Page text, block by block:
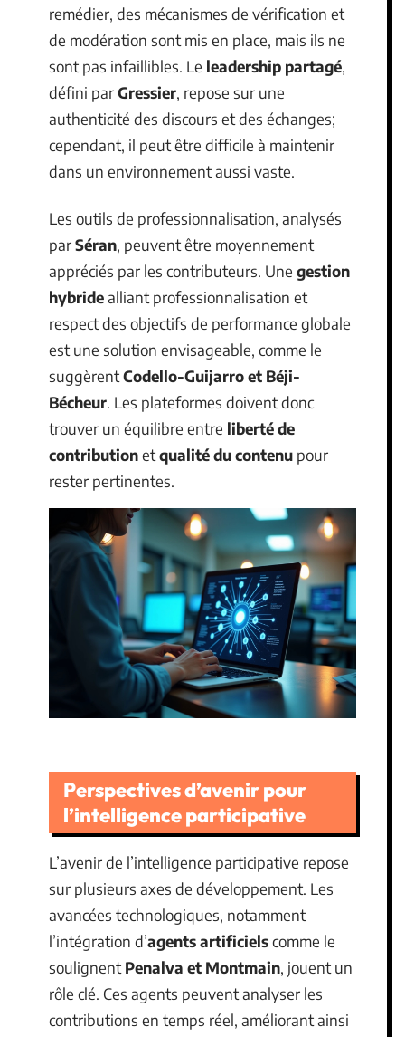
remédier, des mécanismes de vérification et
de modération sont mis en place, mais ils ne
sont pas infaillibles. Le leadership partagé,
défini parGressier, repose sur une
authenticité des discours et des échanges;
cependant, il peut être difficile à maintenir
dans un environnement aussi vaste.
Les outils de professionnalisation, analysés
parSéran, peuvent être moyennement
appréciés par les contributeurs. Une gestion
hybridealliant professionnalisation et
respect des objectifs de performance globale
est une solution envisageable, comme le
suggèrentCodello-Guijarro et Béji-
Bécheur. Les plateformes doivent donc
trouver un équilibre entre liberté de
contributionetqualité du contenu pour
rester pertinentes.
Perspectives d’avenir pour
l’intelligence participative
L’avenir de l’intelligence participative repose
sur plusieurs axes de développement. Les
avancées technologiques, notamment
l’intégration d’agents artificielscomme le
soulignent Penalva et Montmain, jouent un
rôle clé. Ces agents peuvent analyser les
contributions en temps réel, améliorant ainsi